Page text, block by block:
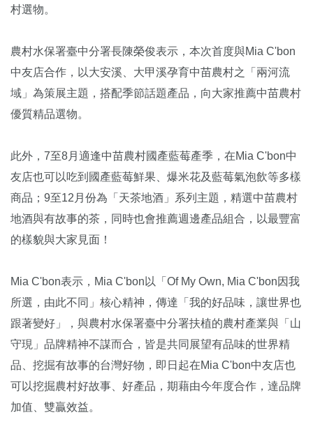
村選物。
農村水保署臺中分署長陳榮俊表示，本次首度與Mia C'bon
中友店合作，以大安溪、大甲溪孕育中苗農村之「兩河流
域」為策展主題，搭配季節話題產品，向大家推薦中苗農村
優質精品選物。
此外，7至8月適逢中苗農村國產藍莓產季，在Mia C'bon中
友店也可以吃到國產藍莓鮮果、爆米花及藍莓氣泡飲等多樣
商品；9至12月份為「天茶地酒」系列主題，精選中苗農村
地酒與有故事的茶，同時也會推薦週邊產品組合，以最豐富
的樣貌與大家見面！
Mia C'bon表示，Mia C'bon以「Of My Own, Mia C'bon因我
所選，由此不同」核心精神，傳達「我的好品味，讓世界也
跟著變好」，與農村水保署臺中分署扶植的農村產業與「山
守現」品牌精神不謀而合，皆是共同展望有品味的世界精
品、挖掘有故事的台灣好物，即日起在Mia C'bon中友店也
可以挖掘農村好故事、好產品，期藉由今年度合作，達品牌
加值、雙贏效益。